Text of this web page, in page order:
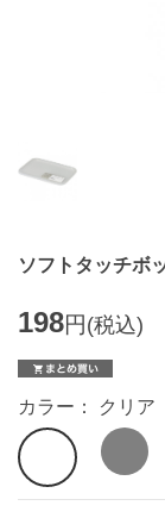
ソフトタッチ
198円 (税込)
カラー： クリア